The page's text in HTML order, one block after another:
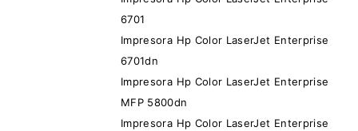
6701
Impresora Hp Color LaserJet Enterprise
6701dn
Impresora Hp Color LaserJet Enterprise
MFP 5800dn
Impresora Hp Color LaserJet Enterprise